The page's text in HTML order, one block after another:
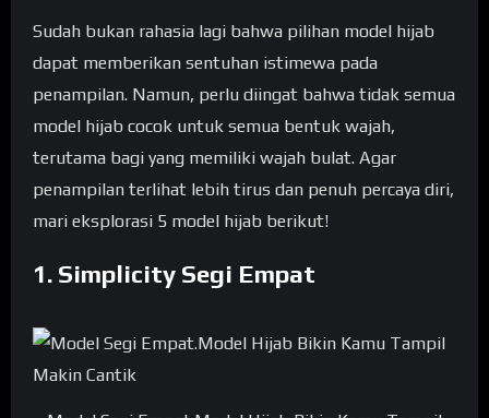
Sudah bukan rahasia lagi bahwa pilihan model hijab
dapat memberikan sentuhan istimewa pada
penampilan. Namun, perlu diingat bahwa tidak semua
model hijab cocok untuk semua bentuk wajah,
terutama bagi yang memiliki wajah bulat. Agar
penampilan terlihat lebih tirus dan penuh percaya diri,
mari eksplorasi 5 model hijab berikut!
1. Simplicity Segi Empat